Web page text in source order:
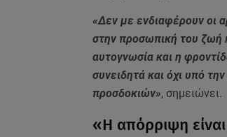
«Δεν με ενδιαφέρουν οι
στην προσωπική του ζωή
αυτογνωσία και η
συνειδητά και όχι υπό
προσδοκιών», σημειώνει.
«Η απόρριψη